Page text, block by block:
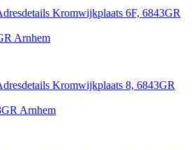
Kromwijkplaats 6F, 6843GR
Arnhem
Kromwijkplaats 8, 6843GR
Arnhem